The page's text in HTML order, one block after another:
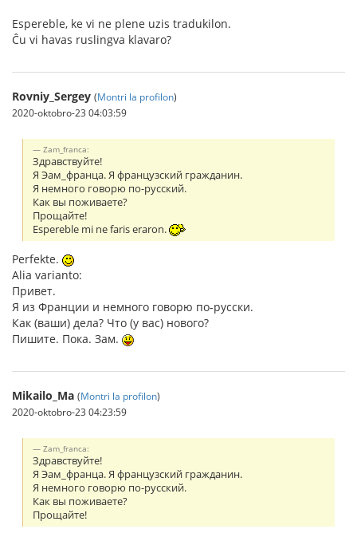
Espereble, ke vi ne plene uzis tradukilon.
Ĉu vi havas ruslingva klavaro?
Rovniy_Sergey (Montri la profilon)
2020-oktobro-23 04:03:59
Zam_franca:
Здравствуйте!
Я Эам_франца. Я французский гражданин.
Я немного говорю по-русский.
Как вы поживаете?
Прощайте!
Espereble mi ne faris eraron.
Perfekte.
Alia varianto:
Привет.
Я из Франции и немного говорю по-русски.
Как (ваши) дела? Что (у вас) нового?
Пишите. Пока. Зам.
Mikailo_Ma (Montri la profilon)
2020-oktobro-23 04:23:59
Zam_franca:
Здравствуйте!
Я Эам_франца. Я французский гражданин.
Я немного говорю по-русский.
Как вы поживаете?
Прощайте!